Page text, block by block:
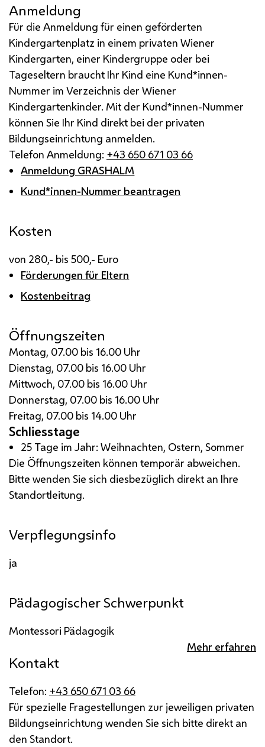
Anmeldung
Für die Anmeldung für einen geförderten
Kindergartenplatz in einem privaten Wiener
Kindergarten, einer Kindergruppe oder bei
Tageseltern braucht Ihr Kind eine Kund*innen-
Nummer im Verzeichnis der Wiener
Kindergartenkinder. Mit der Kund*innen-Nummer
können Sie Ihr Kind direkt bei der privaten
Bildungseinrichtung anmelden.
Telefon Anmeldung: +43 650 671 03 66
Anmeldung GRASHALM
Kund*innen-Nummer beantragen
Kosten
von 280,- bis 500,- Euro
Förderungen für Eltern
Kostenbeitrag
Öffnungszeiten
Montag, 07.00 bis 16.00 Uhr
Dienstag, 07.00 bis 16.00 Uhr
Mittwoch, 07.00 bis 16.00 Uhr
Donnerstag, 07.00 bis 16.00 Uhr
Freitag, 07.00 bis 14.00 Uhr
Schliesstage
25 Tage im Jahr: Weihnachten, Ostern, Sommer
Die Öffnungszeiten können temporär abweichen.
Bitte wenden Sie sich diesbezüglich direkt an Ihre
Standortleitung.
Verpflegungsinfo
ja
Pädagogischer Schwerpunkt
Montessori Pädagogik
Mehr erfahren
Kontakt
Telefon: +43 650 671 03 66
Für spezielle Fragestellungen zur jeweiligen privaten
Bildungseinrichtung wenden Sie sich bitte direkt an
den Standort.